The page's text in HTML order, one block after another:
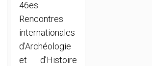
46es
Rencontres
internationales
d’Archéologie
et d’Histoire